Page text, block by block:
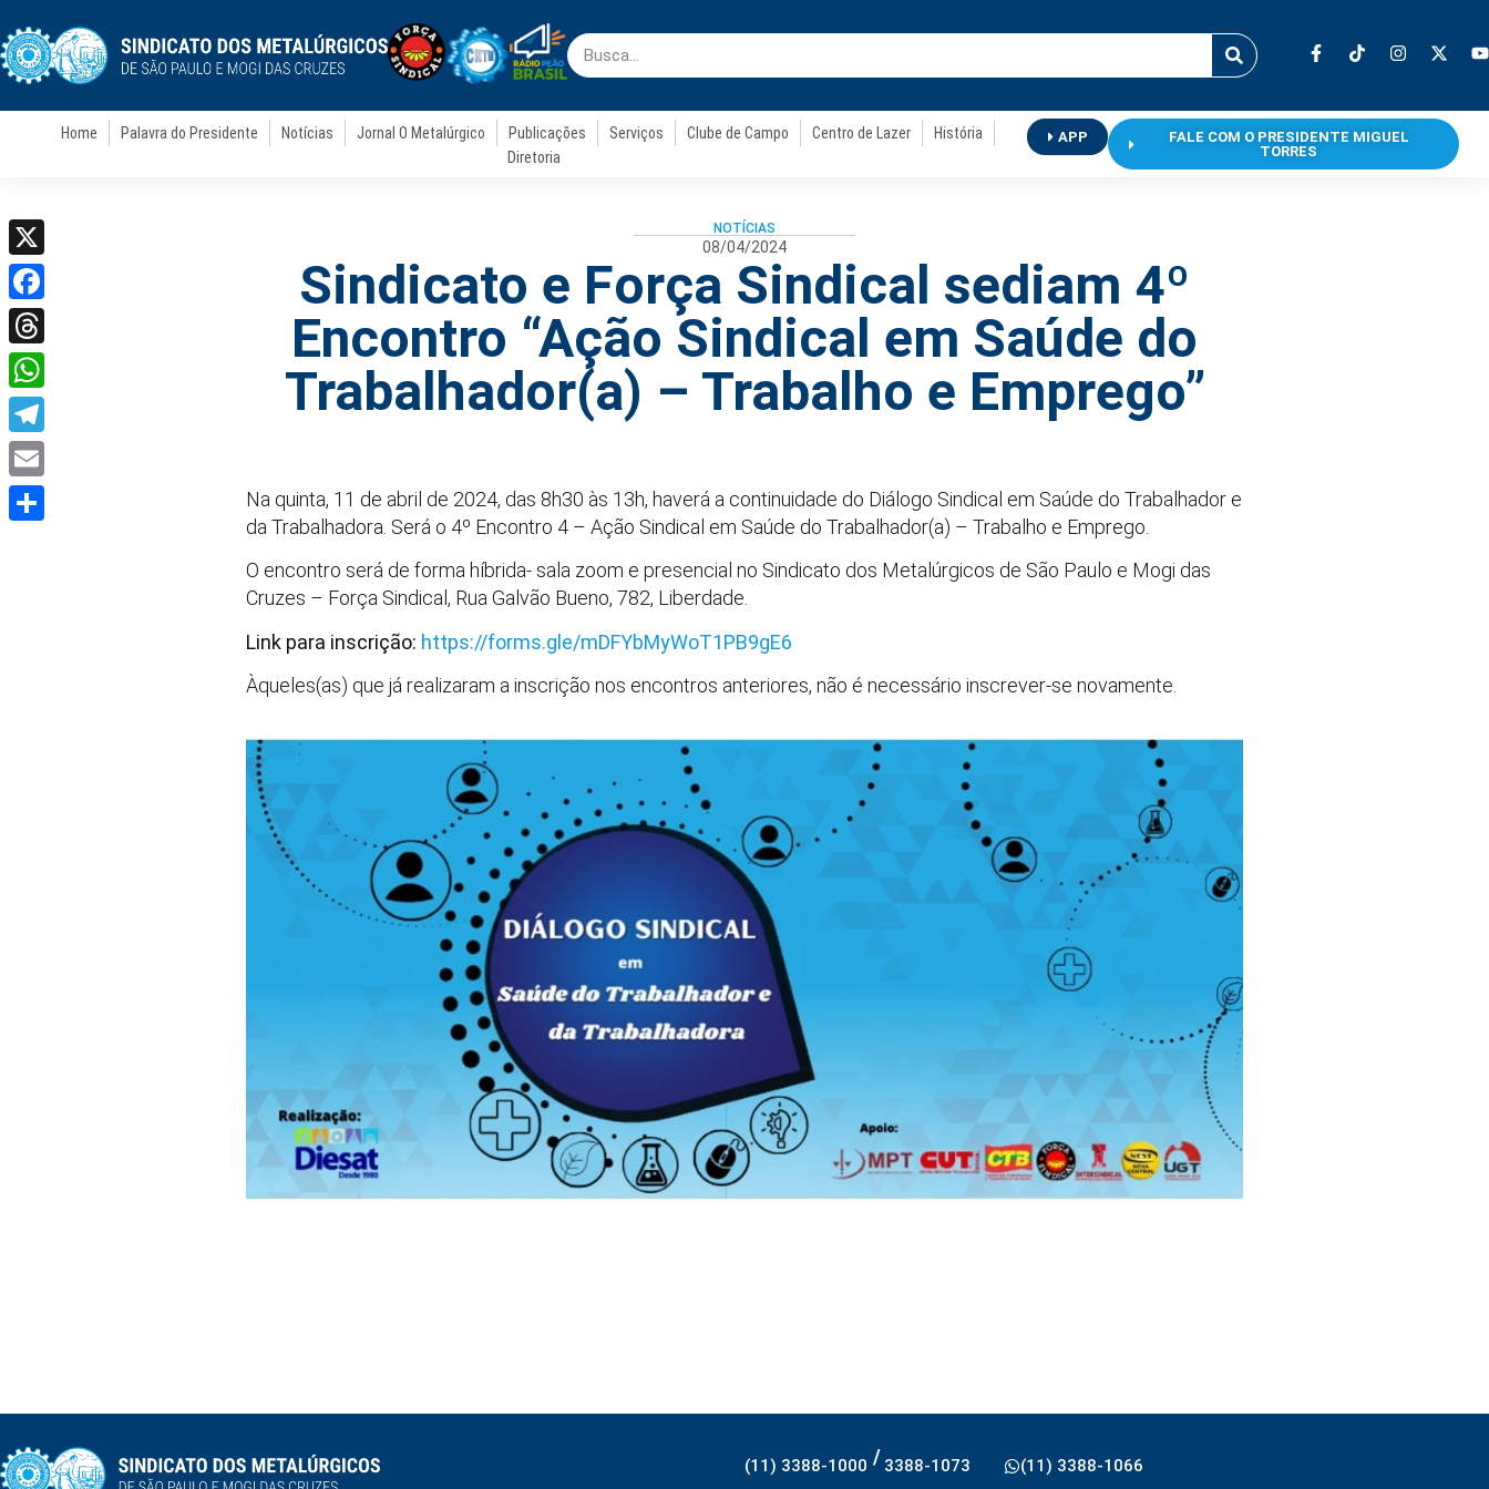
Home Palavra do Presidente Notícias Jornal O Metalúrgico Publicações Serviços Clube de Campo Centro de Lazer
História
Diretoria
APP
FALE COM O PRESIDENTE MIGUEL
TORRES
NOTÍCIAS
08/04/2024
Sindicato e Força Sindical sediam 4º
Encontro “Ação Sindical em Saúde do
Trabalhador(a) – Trabalho e Emprego”
Na quinta, 11 de abril de 2024, das 8h30 às 13h, haverá a continuidade do Diálogo Sindical em Saúde do Trabalhador e
da Trabalhadora. Será o 4º Encontro 4 – Ação Sindical em Saúde do Trabalhador(a) – Trabalho e Emprego.
O encontro será de forma híbrida- sala zoom e presencial no Sindicato dos Metalúrgicos de São Paulo e Mogi das
Cruzes – Força Sindical, Rua Galvão Bueno, 782, Liberdade.
Link para inscrição: https://forms.gle/mDFYbMyWoT1PB9gE6
Àqueles(as) que já realizaram a inscrição nos encontros anteriores, não é necessário inscrever-se novamente.
(11) 3388-1000 / 3388-1073 (11) 3388-1066
X
Facebook
Threads
WhatsApp
Telegram
Email